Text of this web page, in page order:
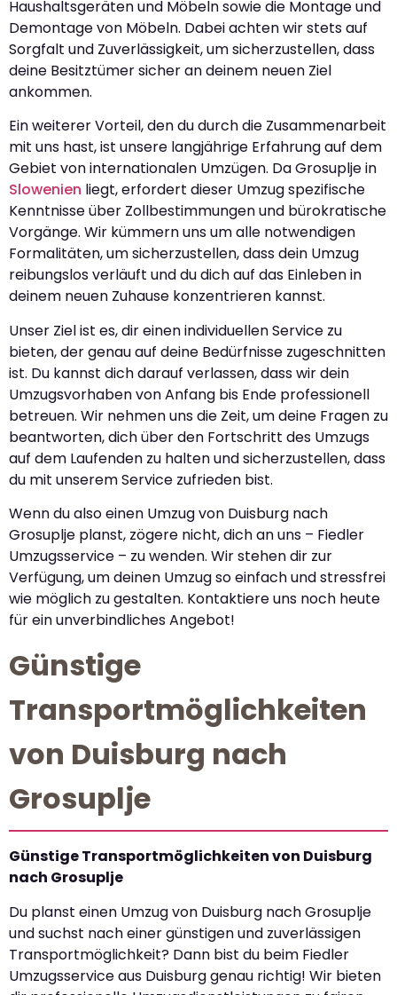
Haushaltsgeräten und Möbeln sowie die Montage und
Demontage von Möbeln. Dabei achten wir stets auf
Sorgfalt und Zuverlässigkeit, um sicherzustellen, dass
deine Besitztümer sicher an deinem neuen Ziel
ankommen.
Ein weiterer Vorteil, den du durch die Zusammenarbeit
mit uns hast, ist unsere langjährige Erfahrung auf dem
Gebiet von internationalen Umzügen. Da Grosuplje in
Slowenien liegt, erfordert dieser Umzug spezifische
Kenntnisse über Zollbestimmungen und bürokratische
Vorgänge. Wir kümmern uns um alle notwendigen
Formalitäten, um sicherzustellen, dass dein Umzug
reibungslos verläuft und du dich auf das Einleben in
deinem neuen Zuhause konzentrieren kannst.
Unser Ziel ist es, dir einen individuellen Service zu
bieten, der genau auf deine Bedürfnisse zugeschnitten
ist. Du kannst dich darauf verlassen, dass wir dein
Umzugsvorhaben von Anfang bis Ende professionell
betreuen. Wir nehmen uns die Zeit, um deine Fragen zu
beantworten, dich über den Fortschritt des Umzugs
auf dem Laufenden zu halten und sicherzustellen, dass
du mit unserem Service zufrieden bist.
Wenn du also einen Umzug von Duisburg nach
Grosuplje planst, zögere nicht, dich an uns – Fiedler
Umzugsservice – zu wenden. Wir stehen dir zur
Verfügung, um deinen Umzug so einfach und stressfrei
wie möglich zu gestalten. Kontaktiere uns noch heute
für ein unverbindliches Angebot!
Günstige
Transportmöglichkeiten
von Duisburg nach
Grosuplje
Günstige Transportmöglichkeiten von Duisburg
nach Grosuplje
Du planst einen Umzug von Duisburg nach Grosuplje
und suchst nach einer günstigen und zuverlässigen
Transportmöglichkeit? Dann bist du beim Fiedler
Umzugsservice aus Duisburg genau richtig! Wir bieten